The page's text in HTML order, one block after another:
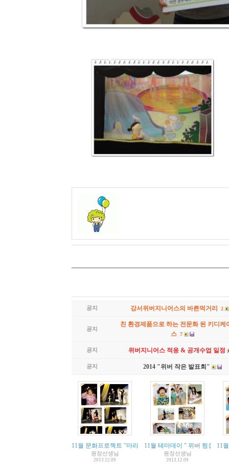
공지 강서위버지니어스의 바른먹거리 2
공지
친 환경제품으로 하는 전문화 된 키디케
스 7
공지 위버지니어스 적응 & 공개수업 일정
공지 2014 "위버 작은 발표회"
11월 문화프로젝트 "마리오네트 인형극"
원장선생님
2013.12.09
11월 테마데이 " 위버 찜질방"
원장선생님
2013.12.09
11